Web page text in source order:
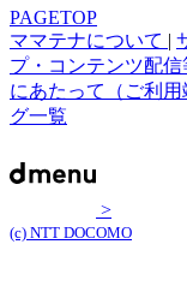
PAGETOP
ママテナについて |
プ・コンテンツ配
にあたって（ご利
グ一覧
>
(c) NTT DOCOMO